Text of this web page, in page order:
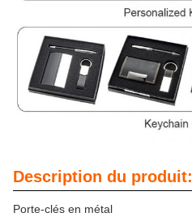
Description du produit:
Porte-clés en métal